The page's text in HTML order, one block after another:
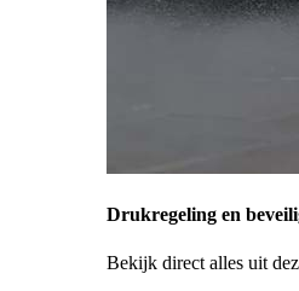
Drukregeling en
Bekijk direct alles uit